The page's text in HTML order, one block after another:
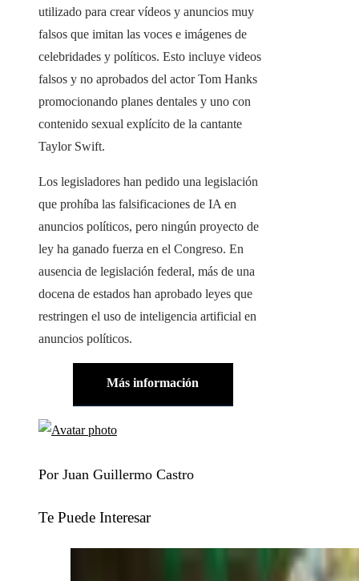
utilizado para crear vídeos y anuncios muy
falsos que imitan las voces e imágenes de
celebridades y políticos. Esto incluye videos
falsos y no aprobados del actor Tom Hanks
promocionando planes dentales y uno con
contenido sexual explícito de la cantante
Taylor Swift.
Los legisladores han pedido una legislación
que prohíba las falsificaciones de IA en
anuncios políticos, pero ningún proyecto de
ley ha ganado fuerza en el Congreso. En
ausencia de legislación federal, más de una
docena de estados han aprobado leyes que
restringen el uso de inteligencia artificial en
anuncios políticos.
Más información
Por Juan Guillermo Castro
Te Puede Interesar